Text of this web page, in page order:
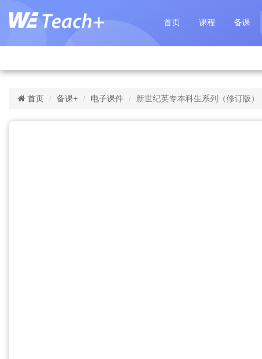
首页 课程 备课
首页 备课+ 电子课件 新世纪英专本科生系列（修订版